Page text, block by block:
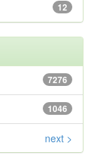
12
7276
1046
next >